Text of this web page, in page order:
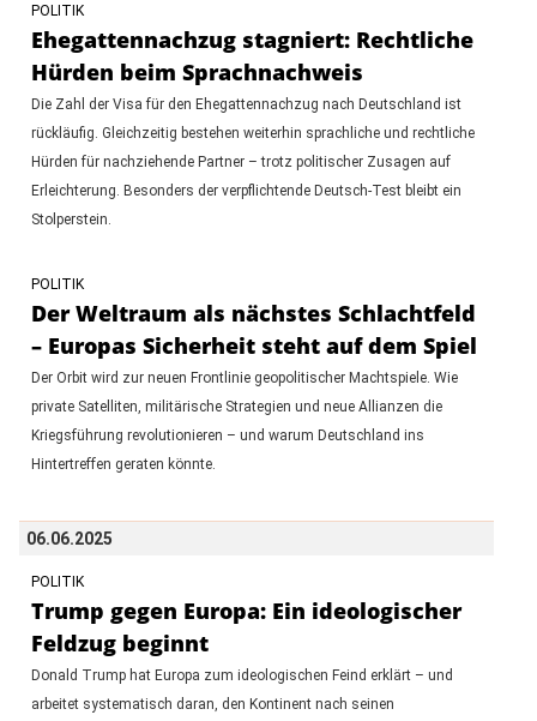
POLITIK
Ehegattennachzug stagniert: Rechtliche
Hürden beim Sprachnachweis
Die Zahl der Visa für den Ehegattennachzug nach Deutschland ist
rückläufig. Gleichzeitig bestehen weiterhin sprachliche und rechtliche
Hürden für nachziehende Partner – trotz politischer Zusagen auf
Erleichterung. Besonders der verpflichtende Deutsch-Test bleibt ein
Stolperstein.
POLITIK
Der Weltraum als nächstes Schlachtfeld
– Europas Sicherheit steht auf dem Spiel
Der Orbit wird zur neuen Frontlinie geopolitischer Machtspiele. Wie
private Satelliten, militärische Strategien und neue Allianzen die
Kriegsführung revolutionieren – und warum Deutschland ins
Hintertreffen geraten könnte.
06.06.2025
POLITIK
Trump gegen Europa: Ein ideologischer
Feldzug beginnt
Donald Trump hat Europa zum ideologischen Feind erklärt – und
arbeitet systematisch daran, den Kontinent nach seinen